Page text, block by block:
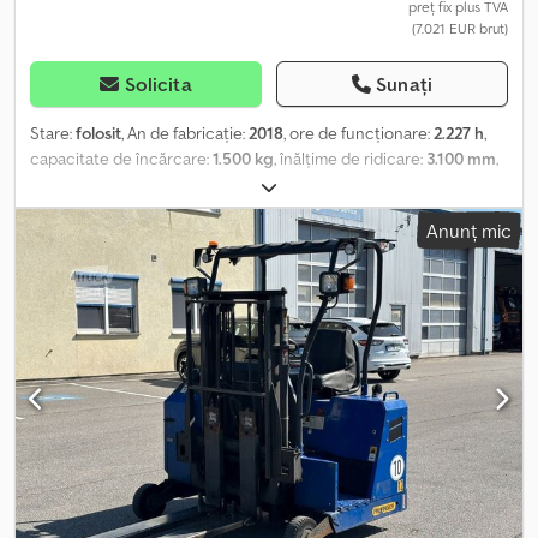
preț fix plus TVA
(7.021 EUR brut)
Solicita Sunați
Stare:folosit, An de fabricație:2018, ore de funcționare:2.227 h,
capacitate de încărcare:1.500 kg, înălțime de ridicare: 3.100 mm,
, tip de angrenaj:
vehicul: P19460 M + WhatsApp: Asistență bazată pe inteligență
artificială, redirecționare către persoana de contact competentă
în limba dumneavoastră. Crodjzp S Ivepfx Amyof * Motor
Lombardini LDW 1003/B1 * Motor diesel * Capacitate nominală de
încărcare: 1500 kg * Ore de funcționare: 2227 ore * Prima
înmatriculare: 10-2018 * Greutate proprie: 1500 kg * Greutate
maximă admisă: 2400 kg * Furci telescopice extensibile hidraulic
Vânzarea unui vehicul second-hand în starea actuală, exclusiv
către comercianți sau pentru export. Vânzarea se face cu
excluderea oricărei responsabilități pentru defecte materiale (§
444 BGB). Fără garanție. Cererile ulterioare sunt excluse. Se
recomandă cu insistență inspecția și testarea vehiculului înainte
de cumpărare. Nu se oferă garanție pentru funcționarea
Anunț mic